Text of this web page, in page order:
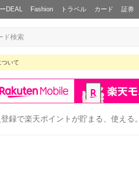
DEAL Fashion トラベル カード 証券
いて
録で楽天ポイントが貯まる、使える。